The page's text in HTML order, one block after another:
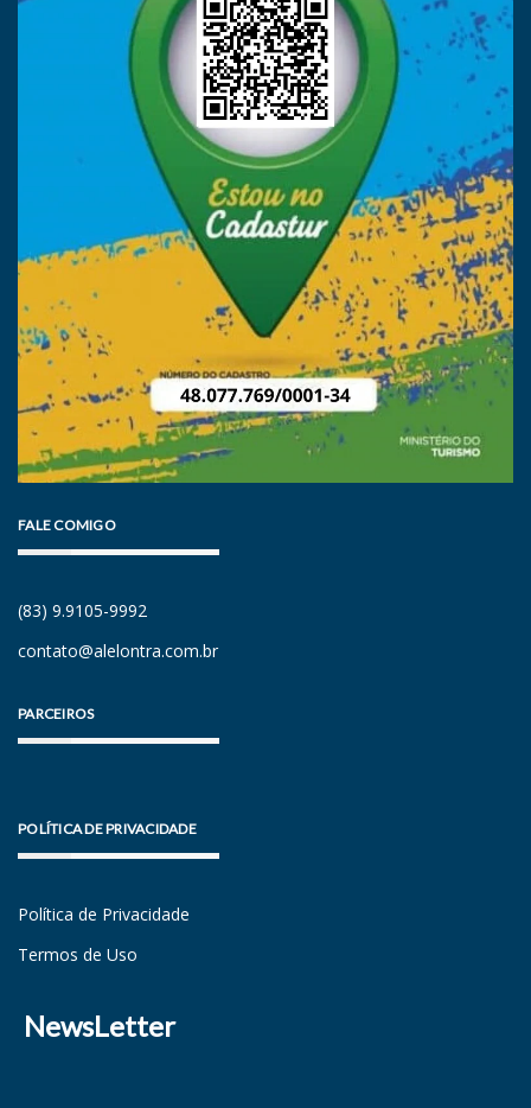
FALE COMIGO
(83) 9.9105-9992
contato@alelontra.com.br
PARCEIROS
POLÍTICA DE PRIVACIDADE
Política de Privacidade
Termos de Uso
NewsLetter